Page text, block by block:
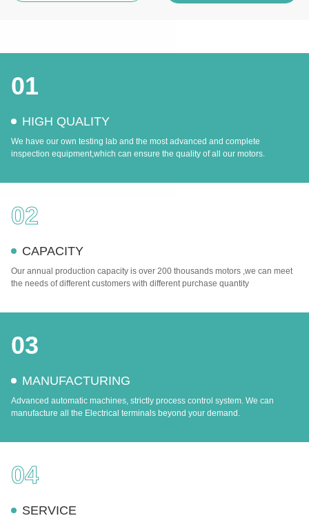
01
HIGH QUALITY
We have our own testing lab and the most advanced and complete
inspection equipment,which can ensure the quality of all our motors.
02
CAPACITY
Our annual production capacity is over 200 thousands motors ,we can meet
the needs of different customers with different purchase quantity
03
MANUFACTURING
Advanced automatic machines, strictly process control system. We can
manufacture all the Electrical terminals beyond your demand.
04
SERVICE